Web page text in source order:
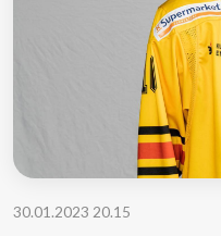
30.01.2023 20.15